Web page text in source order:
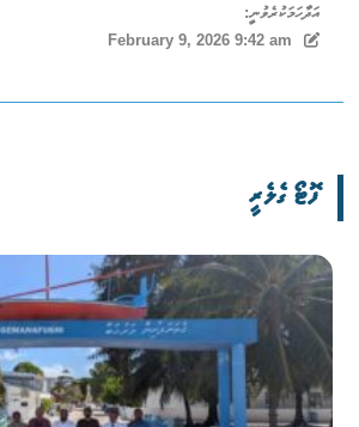
އަދާހަމަކުރެވުނީ:
February 9, 2026 9:42 am
ފޮޓޯ ގެލެރީ